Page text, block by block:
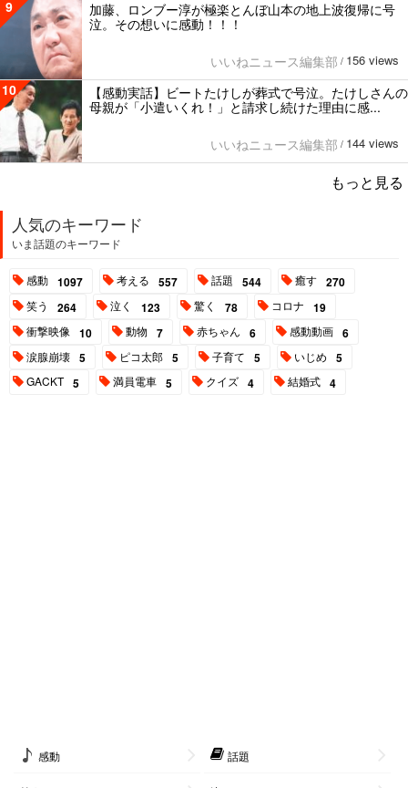
9
加藤、ロンブー淳が極楽とんぼ山本の地上波復帰に号
泣。その想いに感動！！！
いいねニュース編集部 / 156 views
10
【感動実話】ビートたけしが葬式で号泣。たけしさんの
母親が「小遣いくれ！」と請求し続けた理由に感...
いいねニュース編集部 / 144 views
もっと見る
人気のキーワード
いま話題のキーワード
感動 1097 考える 557 話題 544 癒す 270
笑う 264 泣く 123 驚く 78 コロナ 19
衝撃映像 10 動物 7 赤ちゃん 6 感動動画 6
涙腺崩壊 5 ピコ太郎 5 子育て 5 いじめ 5
GACKT 5 満員電車 5 クイズ 4 結婚式 4
感動 話題